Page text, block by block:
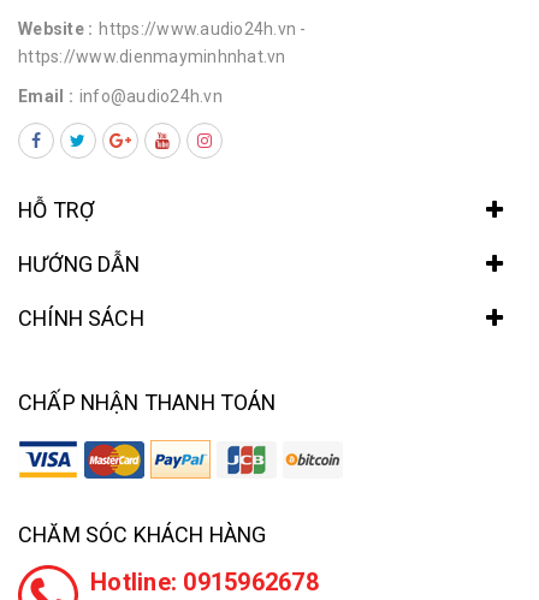
Website : https://www.audio24h.vn -
https://www.dienmayminhnhat.vn
Email : info@audio24h.vn
HỖ TRỢ
HƯỚNG DẪN
CHÍNH SÁCH
CHẤP NHẬN THANH TOÁN
CHĂM SÓC KHÁCH HÀNG
Hotline: 0915962678